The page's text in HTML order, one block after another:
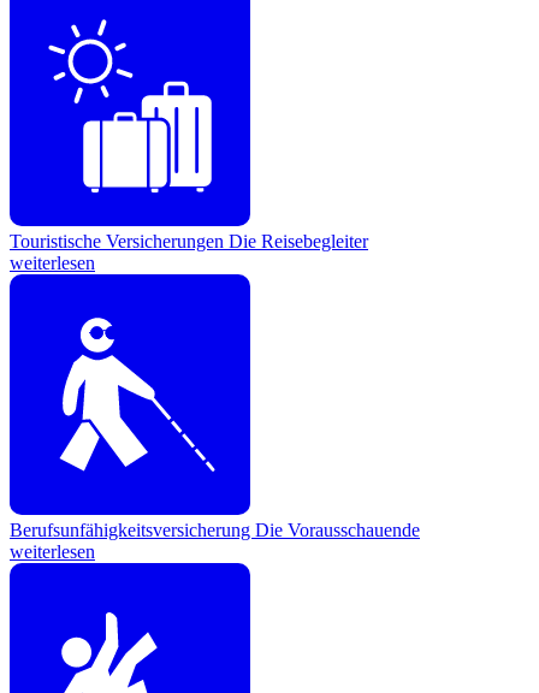
Touristische Versicherungen Die Reisebegleiter
weiterlesen
Berufsunfähigkeitsversicherung Die Vorausschauende
weiterlesen